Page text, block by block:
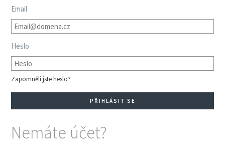
Email
Heslo
Zapomněli jste heslo?
Nemáte účet?